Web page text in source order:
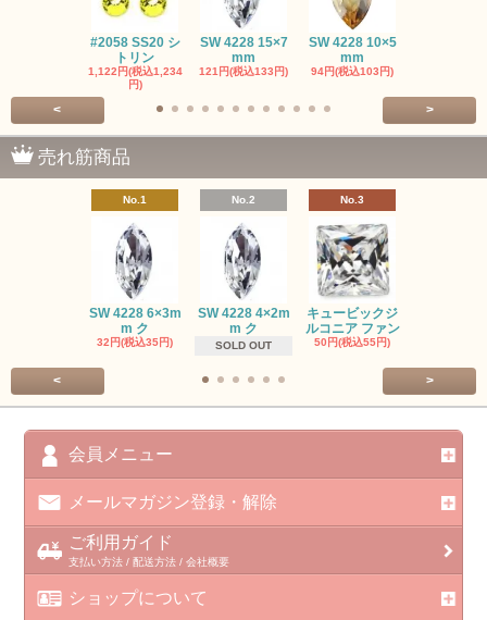
#2058 SS20 シ
トリン
1,122円(税込1,234
円)
SW 4228 15×7
mm
121円(税込133円)
SW 4228 10×5
mm
94円(税込103円)
< >
売れ筋商品
No.1
SW 4228 6×3m
m ク
32円(税込35円)
No.2
SW 4228 4×2m
m ク
SOLD OUT
No.3
キュービックジ
ルコニア ファン
50円(税込55円)
< >
会員メニュー
メールマガジン登録・解除
ご利用ガイド
支払い方法 / 配送方法 / 会社概要
ショップについて